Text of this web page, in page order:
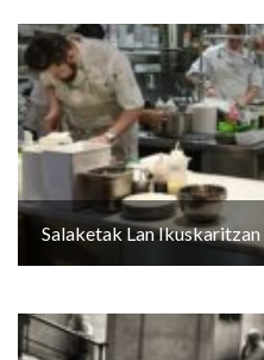
Salaketak Lan Ikuskaritzan